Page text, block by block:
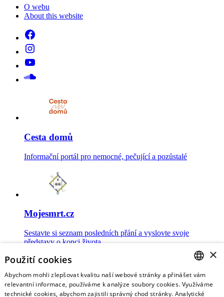
O webu
About this website
Cesta domů
Informační portál pro nemocné, pečující a pozůstalé
Mojesmrt.cz
Sestavte si seznam posledních přání a vyslovte svoje
představy o konci života
CZECH
×
Použití cookies
Abychom mohli zlepšovat kvalitu naší webové stránky a přinášet vám
relevantní informace, používáme k analýze soubory cookies. Využíváme
technické cookies, abychom zajistili správný chod stránky. Analytické